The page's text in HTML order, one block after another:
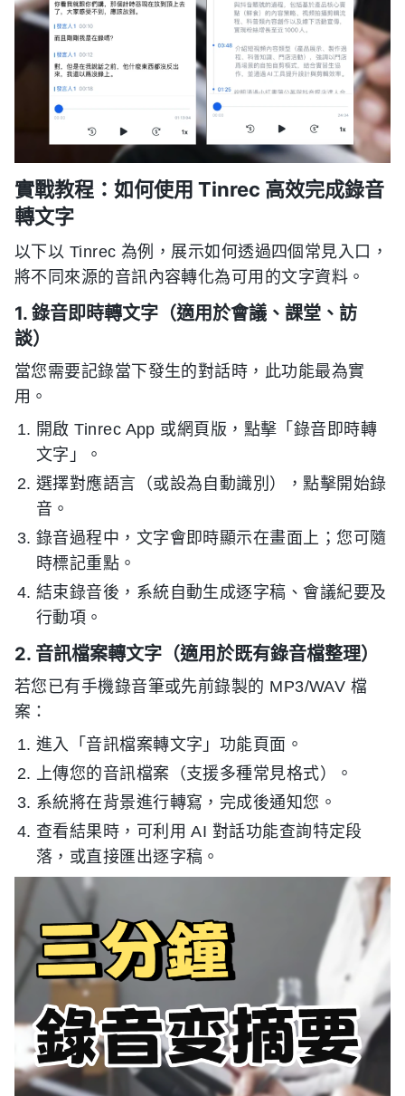
實戰教程：如何使用 Tinrec 高效完成錄音
轉文字
以下以 Tinrec 為例，展示如何透過四個常見入口，
將不同來源的音訊內容轉化為可用的文字資料。
1. 錄音即時轉文字（適用於會議、課堂、訪
談）
當您需要記錄當下發生的對話時，此功能最為實
用。
開啟 Tinrec App 或網頁版，點擊「錄音即時轉
文字」。
選擇對應語言（或設為自動識別），點擊開始錄
音。
錄音過程中，文字會即時顯示在畫面上；您可隨
時標記重點。
結束錄音後，系統自動生成逐字稿、會議紀要及
行動項。
2. 音訊檔案轉文字（適用於既有錄音檔整理）
若您已有手機錄音筆或先前錄製的 MP3/WAV 檔
案：
進入「音訊檔案轉文字」功能頁面。
上傳您的音訊檔案（支援多種常見格式）。
系統將在背景進行轉寫，完成後通知您。
查看結果時，可利用 AI 對話功能查詢特定段
落，或直接匯出逐字稿。